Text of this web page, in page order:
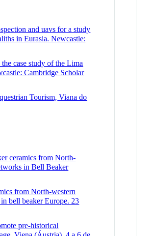
and uavs for a study
in Eurasia. Newcastle:
case study of the Lima
Cambridge Scholar
Tourism, Viana do
ceramics from North-
in Bell Beaker
from North-western
bell beaker Europe. 23
pre-historical